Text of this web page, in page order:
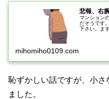
悲報、右
マンション
だそうです
下さい。ま
mihomiho0109.com
恥ずかしい話ですが、小
ました。